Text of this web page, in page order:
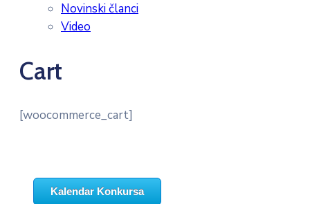
Novinski članci
Video
Cart
[woocommerce_cart]
Kalendar Konkursa